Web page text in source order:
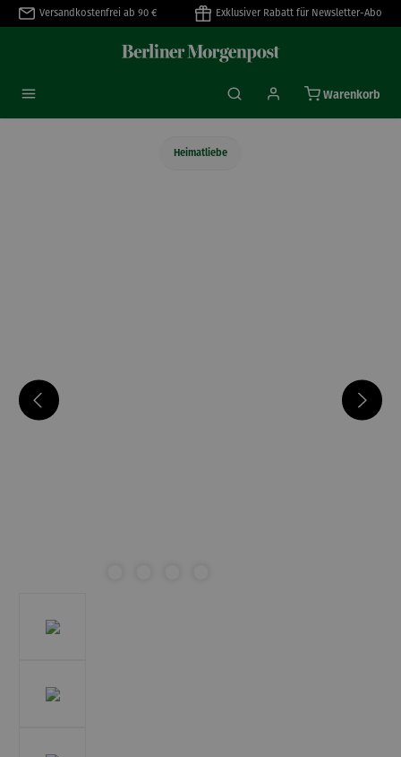
springen
Versandkostenfrei ab 90 € Exklusiver Rabatt für Newsletter-Abo
Warenkorb
Heimatliebe